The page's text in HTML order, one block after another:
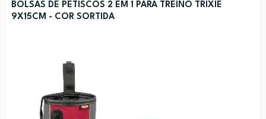
BOLSAS DE PETISCOS 2 EM 1 PARA TREINO TRIXIE
9X15CM - COR SORTIDA